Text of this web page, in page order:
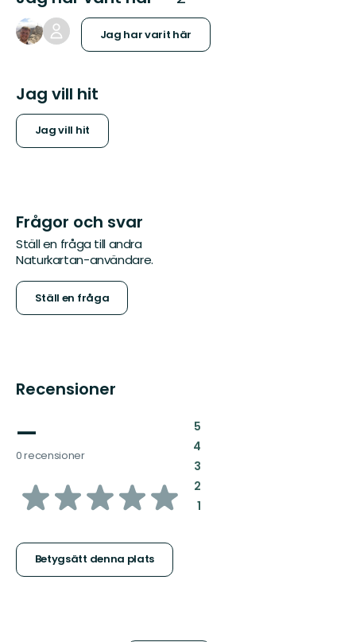
Jag har varit här
Jag vill hit
Jag vill hit
Frågor och svar
Ställ en fråga till andra
Naturkartan-användare.
Ställ en fråga
Recensioner
—
0 recensioner
av
stjärnor
Betygsätt denna plats
5:
4:
3:
2:
1: